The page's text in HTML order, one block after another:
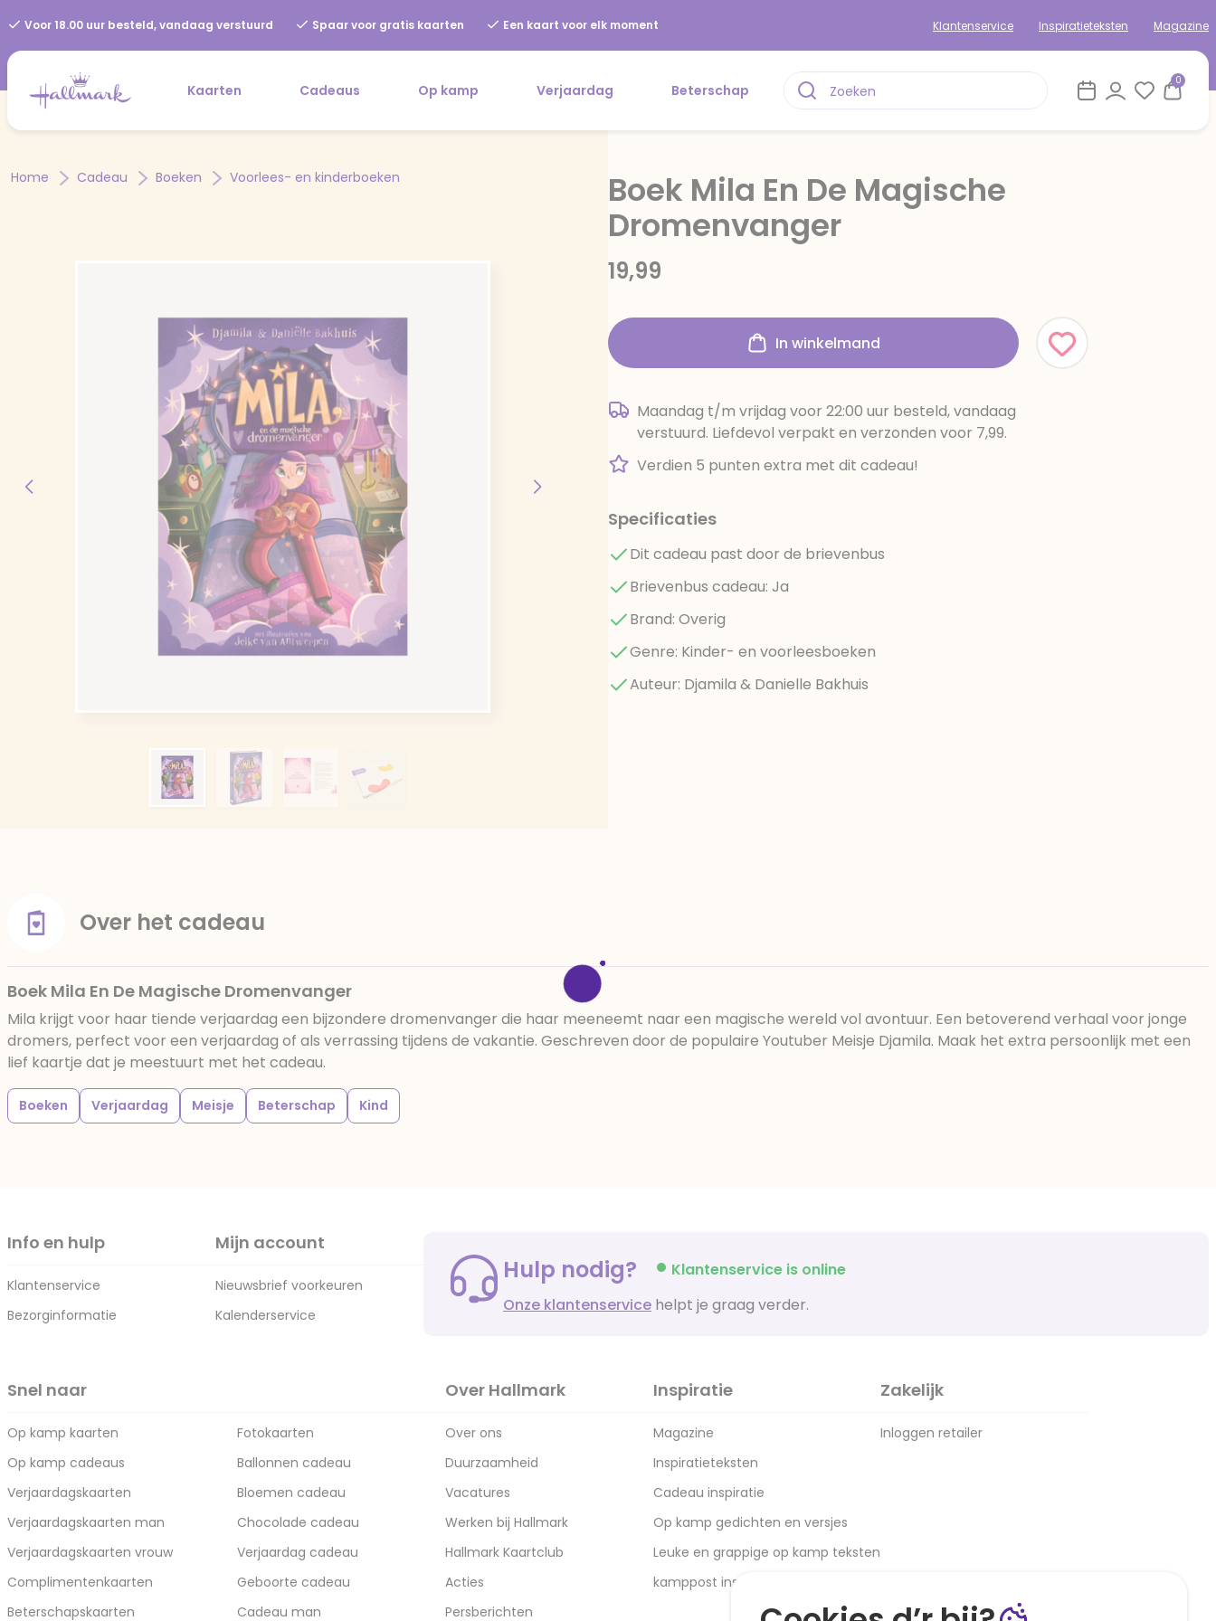
Voor 18.00 uur besteld, vandaag verstuurd Spaar voor gratis kaarten Een kaart voor elk moment Klantenservice Inspiratieteksten Magazine
Kaarten Cadeaus Op kamp Verjaardag Beterschap
0
Home Cadeau Boeken Voorlees- en kinderboeken
Boek Mila En De Magische
Dromenvanger
19,99
In winkelmand
Maandag t/m vrijdag voor 22:00 uur besteld, vandaag
verstuurd. Liefdevol verpakt en verzonden voor 7,99.
Verdien 5 punten extra met dit cadeau!
Specificaties
Dit cadeau past door de brievenbus
Brievenbus cadeau: Ja
Brand: Overig
Genre: Kinder- en voorleesboeken
Auteur: Djamila & Danielle Bakhuis
Over het cadeau
Boek Mila En De Magische Dromenvanger
Mila krijgt voor haar tiende verjaardag een bijzondere dromenvanger die haar meeneemt naar een magische wereld vol avontuur. Een betoverend verhaal voor jonge
dromers, perfect voor een verjaardag of als verrassing tijdens de vakantie. Geschreven door de populaire Youtuber Meisje Djamila. Maak het extra persoonlijk met een
lief kaartje dat je meestuurt met het cadeau.
Boeken Verjaardag Meisje Beterschap Kind
Info en hulp
Klantenservice
Bezorginformatie
Mijn account
Nieuwsbrief voorkeuren
Kalenderservice
Hulp nodig?
Klantenservice is online
Onze klantenservice helpt je graag verder.
Snel naar
Op kamp kaarten
Op kamp cadeaus
Verjaardagskaarten
Verjaardagskaarten man
Verjaardagskaarten vrouw
Complimentenkaarten
Beterschapskaarten
Fotokaarten
Ballonnen cadeau
Bloemen cadeau
Chocolade cadeau
Verjaardag cadeau
Geboorte cadeau
Cadeau man
Over Hallmark
Over ons
Duurzaamheid
Vacatures
Werken bij Hallmark
Hallmark Kaartclub
Acties
Persberichten
Inspiratie
Magazine
Inspiratieteksten
Cadeau inspiratie
Op kamp gedichten en versjes
Leuke en grappige op kamp teksten
kamppost inspiratie
Zakelijk
Inloggen retailer